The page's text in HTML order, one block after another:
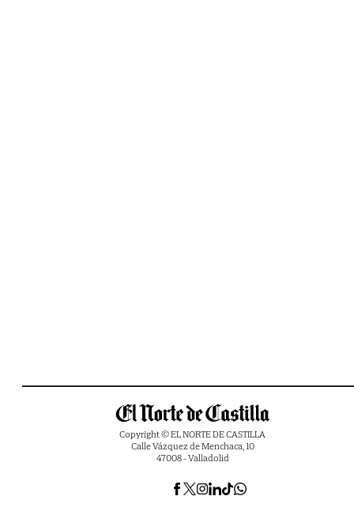
Copyright © EL NORTE DE CASTILLA
Calle Vázquez de Menchaca, 10
47008 - Valladolid